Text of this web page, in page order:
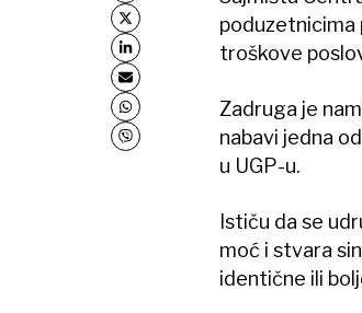
poduzetnicima
troškove
Zadruga je
nabavi jedna
u UGP-u.
Ističu da se
moć i stvara
identične ili